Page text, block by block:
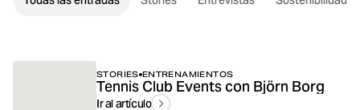
STORIES ENTRENAMIENTOS
Tennis Club Events con Björn Borg
Ir al artículo